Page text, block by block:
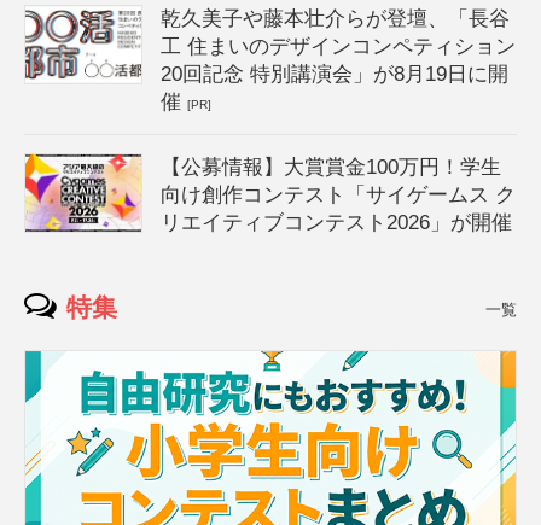
乾久美子や藤本壮介らが登壇、「長谷
工 住まいのデザインコンペティション
20回記念 特別講演会」が8月19日に開
催[PR]
【公募情報】大賞賞金100万円！学生
向け創作コンテスト「サイゲームス ク
リエイティブコンテスト2026」が開催
特集 一覧